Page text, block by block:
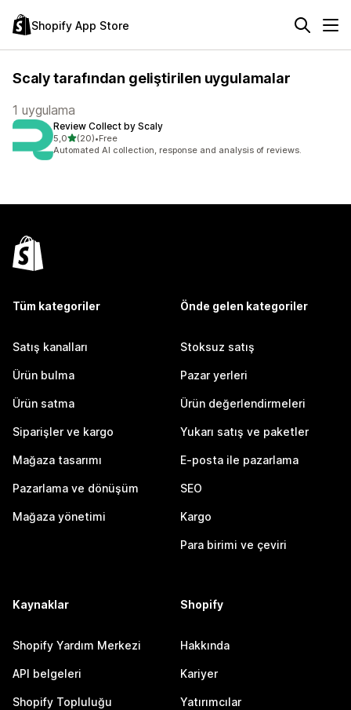
Shopify App Store
Scaly tarafından geliştirilen uygulamalar
1 uygulama
Review Collect by Scaly
5,05 yıldız üzerinden
(20)
toplam 20 değerlendirme
•Free
Automated AI collection, response and analysis of reviews.
Tüm kategoriler
Satış kanalları
Ürün bulma
Ürün satma
Siparişler ve kargo
Mağaza tasarımı
Pazarlama ve dönüşüm
Mağaza yönetimi
Önde gelen kategoriler
Stoksuz satış
Pazar yerleri
Ürün değerlendirmeleri
Yukarı satış ve paketler
E-posta ile pazarlama
SEO
Kargo
Para birimi ve çeviri
Kaynaklar
Shopify Yardım Merkezi
API belgeleri
Shopify Topluluğu
Shopify
Hakkında
Kariyer
Yatırımcılar